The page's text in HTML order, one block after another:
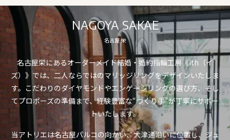
NAGOYA SAKAE
名古屋 栄
名古屋栄にあるオーダーメイド結婚・婚約指輪工房《ith（イ
ズ）》では、二人ならではのマリッジリングをデザインいたしま
す。こだわりのダイヤモンドやエンゲージリングの選び方、そし
てプロポーズの準備まで、経験豊富な“つくり手”が丁寧にサポー
トいたします。
当アトリエは名古屋パルコの向かい、大津通沿いに位置し、ジュ